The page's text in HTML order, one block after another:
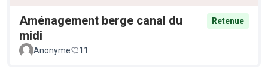
Aménagement berge canal du
midi
Retenue
Anonyme 11